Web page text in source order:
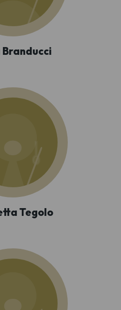
Tegolo